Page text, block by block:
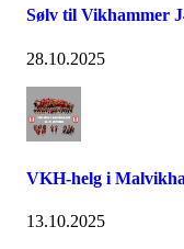
Sølv til Vikhammer
28.10.2025
VKH-helg i
13.10.2025